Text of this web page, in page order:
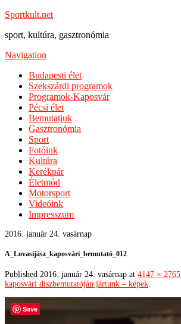
Sportkult.net
sport, kultúra, gasztronómia
Navigation
Budapesti élet
Szekszárdi programok
Programok-Kaposvár
Pécsi élet
Bemutatjuk
Gasztronómia
Sport
Fotóink
Kultúra
Kerékpár
Életmód
Motorsport
Videóink
Impresszum
2016. január 24. vasárnap
A_Lovasíjász_kaposvári_bemutató_012
Published 2016. január 24. vasárnap at 4147 × 2765
kaposvári díszbemutatóján jártunk – képek
Save